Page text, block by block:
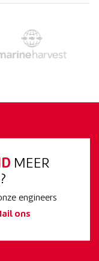
MEER
engineers
ons